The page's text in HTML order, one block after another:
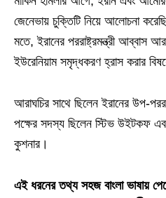
জেনেভায় চুক্তিটি নিয়ে আলোচনা
মতে, ইরানের পররাষ্ট্রমন্ত্রী আব্বাস
ইউরেনিয়াম সমৃদ্ধকরণ হ্রাস করার
আরাঘচির সাথে ছিলেন ইরানের উপ-
পক্ষের সদস্য ছিলেন স্টিভ উইটকফ
কুশনার।
এই ধরনের তথ্য সহজ বাংলা ভাষায়